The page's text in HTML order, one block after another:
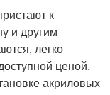
к
и другим
легко
ценой.
акриловых